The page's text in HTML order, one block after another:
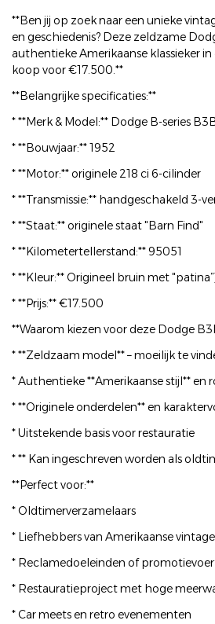
**Ben jij op zoek naar een unieke
en geschiedenis? Deze zeldzame
authentieke Amerikaanse klassieker
koop voor €17.500.**
**Belangrijke specificaties:**
* **Merk & Model:** Dodge B-series
* **Bouwjaar:** 1952
* **Motor:** originele 218 ci 6-cilinder
* **Transmissie:** handgeschakeld 3-
* **Staat:** originele staat "Barn Find"
* **Kilometertellerstand:** 95051
* **Kleur:** Origineel bruin met
* **Prijs:** €17.500
**Waarom kiezen voor deze Dodge
* **Zeldzaam model** – moeilijk te
* Authentieke **Amerikaanse stijl** en
* **Originele onderdelen** en
* Uitstekende basis voor restauratie
* ** Kan ingeschreven worden als
**Perfect voor:**
* Oldtimerverzamelaars
* Liefhebbers van Amerikaanse
* Reclamedoeleinden of
* Restauratieproject met hoge
* Car meets en retro evenementen